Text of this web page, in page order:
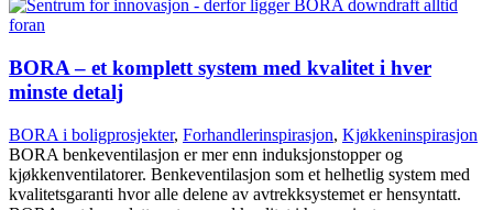
BORA – et komplett system med kvalitet i hver
minste detalj
BORA i boligprosjekter, Forhandlerinspirasjon, Kjøkkeninspirasjon
BORA benkeventilasjon er mer enn induksjonstopper og
kjøkkenventilatorer. Benkeventilasjon som et helhetlig system med
kvalitetsgaranti hvor alle delene av avtrekksystemet er hensyntatt.